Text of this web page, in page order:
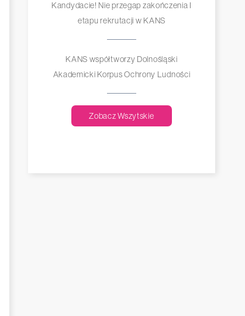
Kandydacie! Nie przegap zakończenia I
etapu rekrutacji w KANS
KANS współtworzy Dolnośląski
Akademicki Korpus Ochrony Ludności
Zobacz Wszytskie